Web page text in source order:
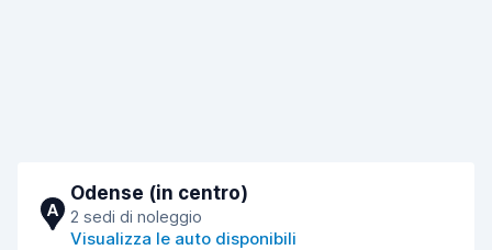
A
Odense (in centro)
2 sedi di noleggio
Visualizza le auto disponibili